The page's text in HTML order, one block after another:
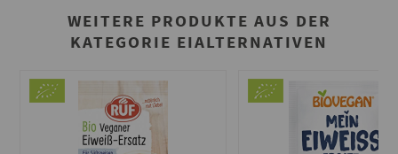
WEITERE PRODUKTE AUS DER
KATEGORIE EIALTERNATIVEN